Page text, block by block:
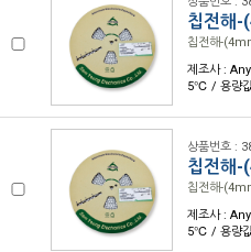
칩전해
칩전해-
제조사 :
5℃ / 용량값
상품번호 :
칩전해
칩전해-
제조사 :
5℃ / 용량값